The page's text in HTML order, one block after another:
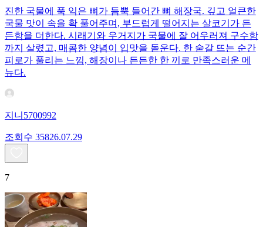
진한 국물에 푹 익은 뼈가 듬뿍 들어간 뼈 해장국. 깊고 얼큰한
국물 맛이 속을 확 풀어주며, 부드럽게 떨어지는 살코기가 든
든함을 더한다. 시래기와 우거지가 국물에 잘 어우러져 구수함
까지 살렸고, 매콤한 양념이 입맛을 돋운다. 한 숟갈 뜨는 순간
피로가 풀리는 느낌, 해장이나 든든한 한 끼로 만족스러운 메
뉴다.
지니5700992
조회수 35826.07.29
7